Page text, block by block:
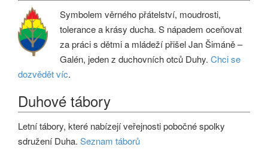
Symbolem věrného přátelství, moudrosti,
tolerance a krásy ducha. S nápadem oceňovat
za práci s dětmi a mládeží přišel Jan Šimáně –
Galén, jeden z duchovních otců Duhy. Chci se
dozvědět víc.
Duhové tábory
Letní tábory, které nabízejí veřejnosti pobočné spolky
sdružení Duha. Seznam táborů